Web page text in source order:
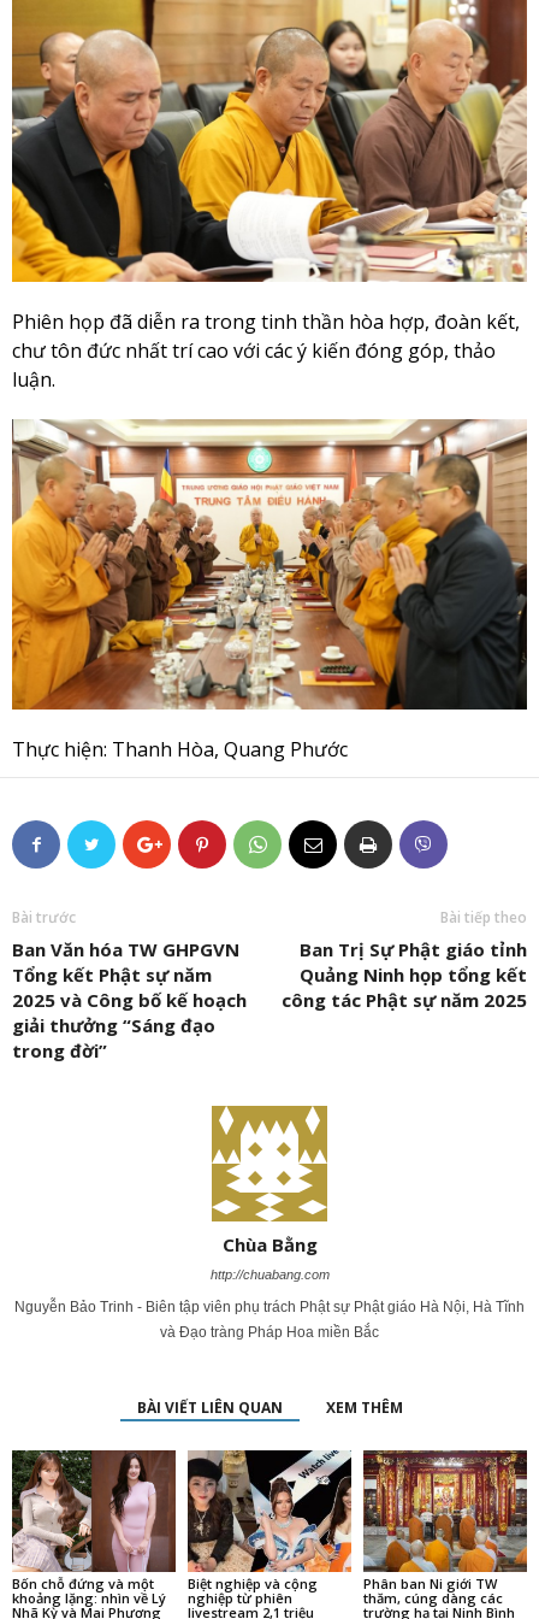
Phiên họp đã diễn ra trong tinh thần hòa hợp, đoàn kết,
chư tôn đức nhất trí cao với các ý kiến đóng góp, thảo
luận.
Thực hiện: Thanh Hòa, Quang Phước
Bài trước
Ban Văn hóa TW GHPGVN
Tổng kết Phật sự năm
2025 và Công bố kế hoạch
giải thưởng “Sáng đạo
trong đời”
Bài tiếp theo
Ban Trị Sự Phật giáo tỉnh
Quảng Ninh họp tổng kết
công tác Phật sự năm 2025
Chùa Bằng
http://chuabang.com
Nguyễn Bảo Trinh - Biên tập viên phụ trách Phật sự Phật giáo Hà Nội, Hà Tĩnh
và Đạo tràng Pháp Hoa miền Bắc
BÀI VIẾT LIÊN QUAN XEM THÊM
Bốn chỗ đứng và một
khoảng lặng: nhìn về Lý
Nhã Kỳ và Mai Phương
Biệt nghiệp và cộng
nghiệp từ phiên
livestream 2,1 triệu
Phân ban Ni giới TW
thăm, cúng dàng các
trường hạ tại Ninh Bình